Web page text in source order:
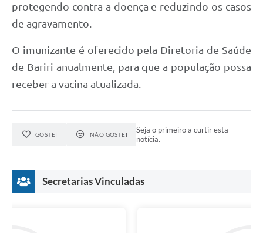
protegendo contra a doença e reduzindo os casos
de agravamento.
O imunizante é oferecido pela Diretoria de Saúde
de Bariri anualmente, para que a população possa
receber a vacina atualizada.
GOSTEI NÃO GOSTEI
Seja o primeiro a curtir esta
notícia.
Secretarias Vinculadas